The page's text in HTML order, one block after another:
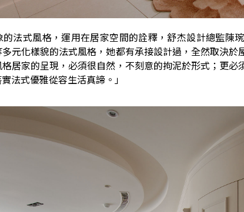
法式風格，運用在居家空間的詮釋，舒杰設計總監陳
元化樣貌的法式風格，她都有承接設計過，全然取決
居家的呈現，必須很自然，不刻意的拘泥於形式；更必
法式優雅從容生活真諦。」